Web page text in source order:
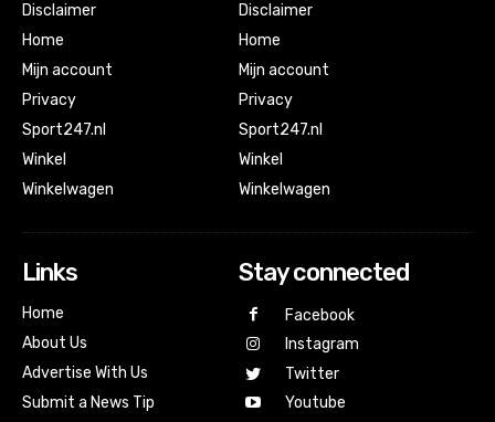
Disclaimer
Home
Mijn account
Privacy
Sport247.nl
Winkel
Winkelwagen
Disclaimer
Home
Mijn account
Privacy
Sport247.nl
Winkel
Winkelwagen
Links
Home
About Us
Advertise With Us
Submit a News Tip
Stay connected
Facebook
Instagram
Twitter
Youtube